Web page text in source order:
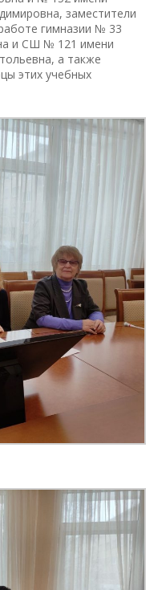
заместители
гимназии № 33
и СШ № 121 имени
а также
этих учебных